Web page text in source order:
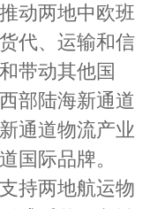
动两地中欧班
代、运输和信
带动其他国
部陆海新通道
通道物流产业
国际品牌。
持两地航运物